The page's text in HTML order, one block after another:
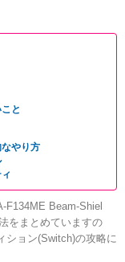
と
なやり方
F134ME Beam-Shiel
をまとめていますの
ション(Switch)の攻略に